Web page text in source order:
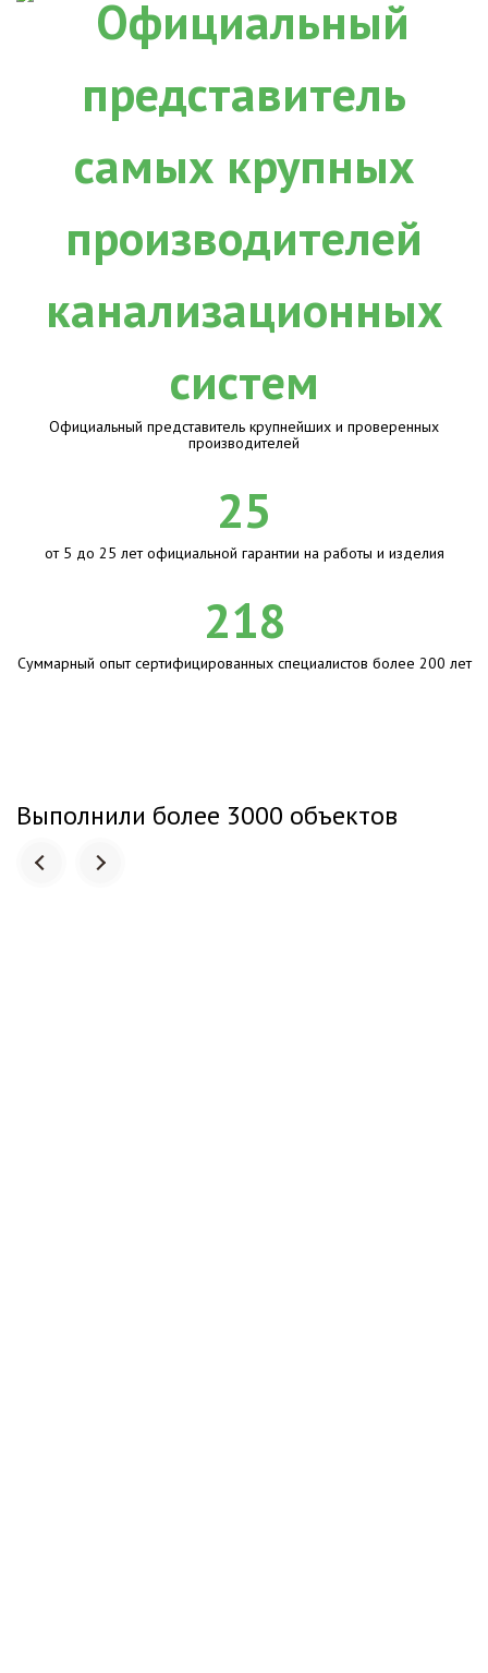
Официальный представитель крупнейших и проверенных
производителей
25
от 5 до 25 лет официальной гарантии на работы и изделия
218
Суммарный опыт сертифицированных специалистов более 200 лет
Выполнили более 3000 объектов